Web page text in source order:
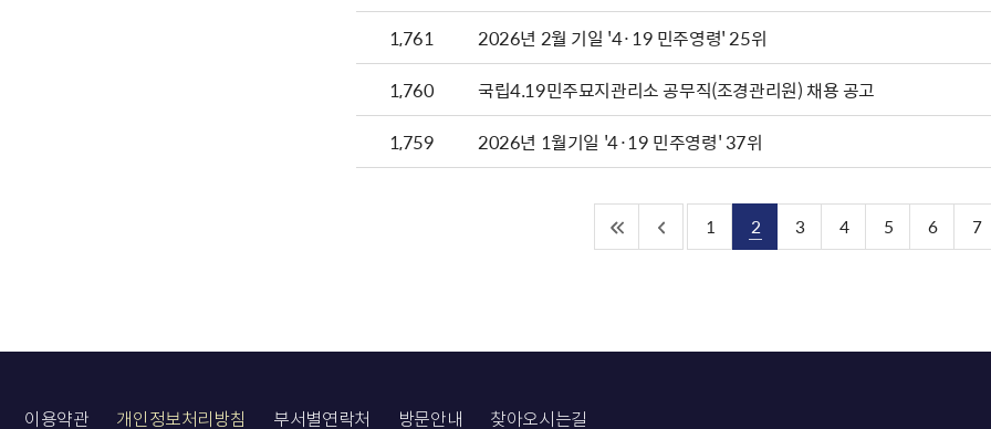
1,761
2026년 2월 기일 '4·19 민주영령' 25위
1,760
국립4.19민주묘지관리소 공무직(조경관리원) 채용 공고
1,759
2026년 1월기일 '4·19 민주영령' 37위
1 2 3 4 5 6 7
이용약관 개인정보처리방침 부서별연락처 방문안내 찾아오시는길